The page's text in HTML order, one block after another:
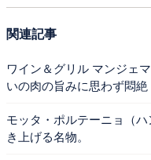
関連記事
ワイン＆グリル マンジェ
いの肉の旨みに思わず悶
モッタ・ポルテーニョ（
き上げる名物。